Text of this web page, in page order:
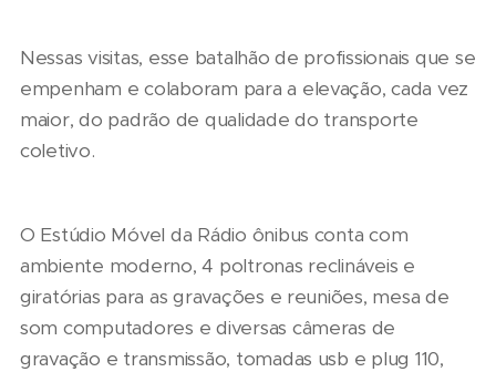
Nessas visitas, esse batalhão de profissionais que se
empenham e colaboram para a elevação, cada vez
maior, do padrão de qualidade do transporte
coletivo.
O Estúdio Móvel da Rádio ônibus conta com
ambiente moderno, 4 poltronas reclináveis e
giratórias para as gravações e reuniões, mesa de
som computadores e diversas câmeras de
gravação e transmissão, tomadas usb e plug 110,